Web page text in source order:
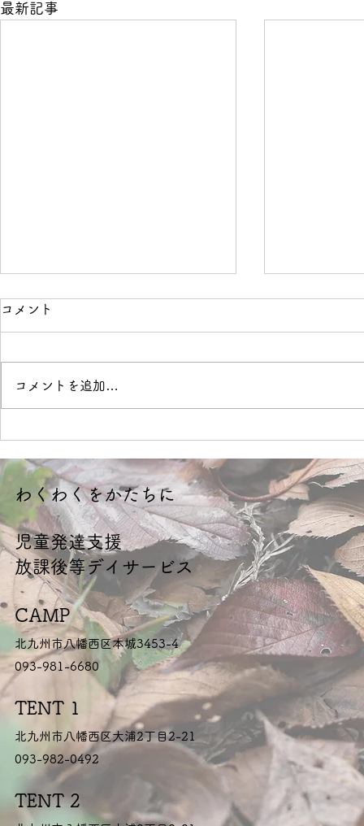
最新記事
コメント
コメントを追加…
​児童発達支援
放課後等デイサービス
CAMP
北九州市八幡西区本城3453-4
093-981-6680
​わくわくをかたちに
TENT 1
北九州市八幡西区大浦2丁目2-21
093-982-0492
TENT 2